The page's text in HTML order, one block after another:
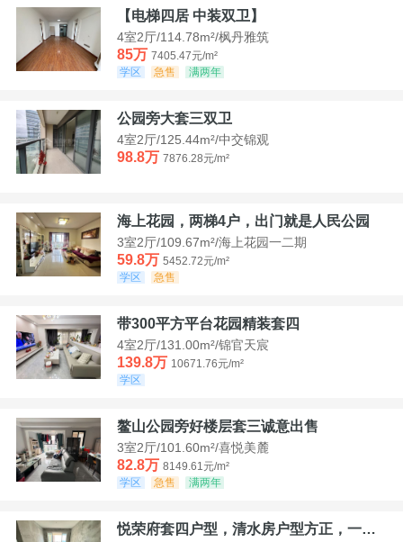
【电梯四居 中装双卫】
4室2厅/114.78m²/枫丹雅筑
85万 7405.47元/m²
学区
急售 满两年
公园旁大套三双卫
4室2厅/125.44m²/中交锦观
98.8万 7876.28元/m²
海上花园，两梯4户，出门就是人民公园
3室2厅/109.67m²/海上花园一二期
59.8万 5452.72元/m²
学区
急售
带300平方平台花园精装套四
4室2厅/131.00m²/锦官天宸
139.8万 10671.76元/m²
学区
鳌山公园旁好楼层套三诚意出售
3室2厅/101.60m²/喜悦美麓
82.8万 8149.61元/m²
学区
急售 满两年
悦荣府套四户型，清水房户型方正，一口价94，8